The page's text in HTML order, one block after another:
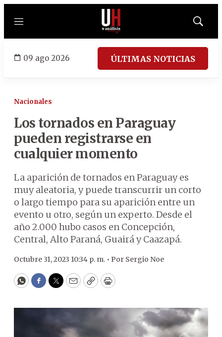
Menú
Mostrar
09 ago 2026 ÚLTIMAS NOTICIAS
Nacionales
Los tornados en Paraguay
pueden registrarse en
cualquier momento
La aparición de tornados en Paraguay es
muy aleatoria, y puede transcurrir un corto
o largo tiempo para su aparición entre un
evento u otro, según un experto. Desde el
año 2.000 hubo casos en Concepción,
Central, Alto Paraná, Guairá y Caazapá.
Octubre 31, 2023 10:34 p. m. • Por Sergio Noe
WhatsApp
Facebook
Twitter
EmailCopyPrint